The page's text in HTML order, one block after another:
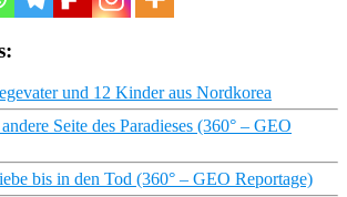
und 12 Kinder aus Nordkorea
Seite des Paradieses (360° – GEO
bis in den Tod (360° – GEO Reportage)